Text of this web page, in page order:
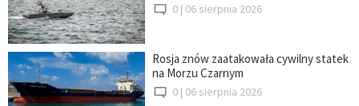
0 | 06 sierpnia 2026
Rosja znów zaatakowała cywilny statek
na Morzu Czarnym
0 | 06 sierpnia 2026